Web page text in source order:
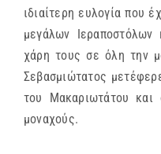
ιδιαίτερη ευλογία που
μεγάλων Ιεραποστόλων
χάρη τους σε όλη την
Σεβασμιώτατος
του Μακαριωτάτου και
μοναχούς.